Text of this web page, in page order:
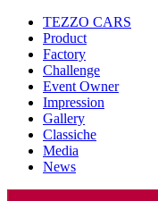
TEZZO CARS
Product
Factory
Challenge
Event Owner
Impression
Gallery
Classiche
Media
News